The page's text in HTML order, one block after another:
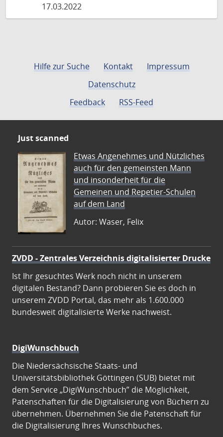
17.03.2022
Hilfe zur Suche Kontakt
Impressum
Datenschutz
Feedback
RSS-Feed
Just scanned
Etwas Angenehmes und Nützliches
auch für den gemeinsten Mann
und insonderheit für die
Gemeinen und Repetier-Schulen
auf dem Land
Autor: Waser, Felix
ZVDD - Zentrales Verzeichnis digitalisierter Drucke
Ist Ihr gesuchtes Werk noch nicht in unserem
digitalen Bestand? Dann probieren Sie es doch in
unserem ZVDD Portal, das mehr als 1.600.000
bundesweit digitalisierte Werke nachweist.
DigiWunschbuch
Die Niedersächsische Staats- und
Universitätsbibliothek Göttingen (SUB) bietet mit
dem Service „DigiWunschbuch” die Möglichkeit,
Patenschaften für die Digitalisierung von Büchern zu
übernehmen. Übernehmen Sie die Patenschaft für
die Digitalisierung Ihres Wunschbuches.